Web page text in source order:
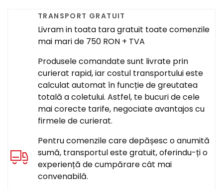
TRANSPORT GRATUIT
Livram in toata tara gratuit toate comenzile
mai mari de 750 RON + TVA
Produsele comandate sunt livrate prin
curierat rapid, iar costul transportului este
calculat automat în funcție de greutatea
totală a coletului. Astfel, te bucuri de cele
mai corecte tarife, negociate avantajos cu
firmele de curierat.
Pentru comenzile care depășesc o anumită
sumă, transportul este gratuit, oferindu-ți o
experiență de cumpărare cât mai
convenabilă.